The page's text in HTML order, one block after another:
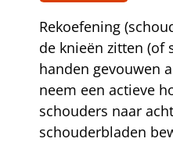
Rekoefening
de knieën zitten (of
handen gevouwen
neem een actieve
schouders naar
schouderbladen